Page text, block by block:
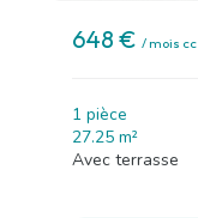
648 € / mois cc
1 pièce
27.25 m²
Avec terrasse